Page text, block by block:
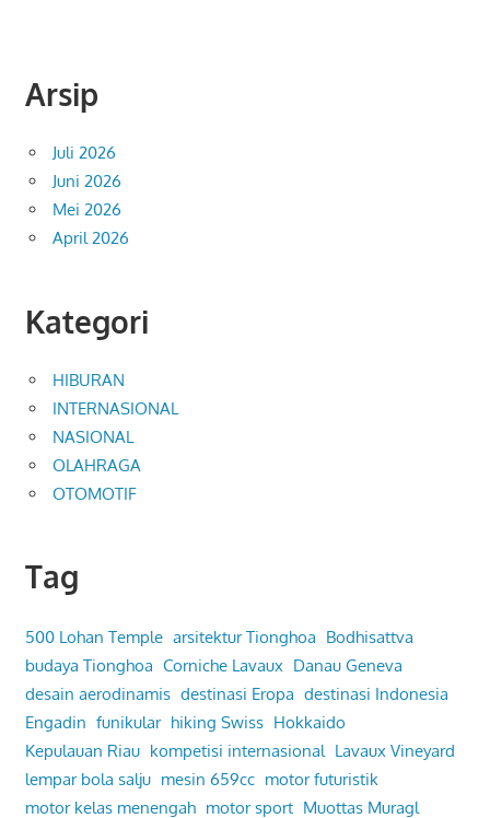
Arsip
Juli 2026
Juni 2026
Mei 2026
April 2026
Kategori
HIBURAN
INTERNASIONAL
NASIONAL
OLAHRAGA
OTOMOTIF
Tag
500 Lohan Temple arsitektur Tionghoa Bodhisattva
budaya Tionghoa Corniche Lavaux Danau Geneva
desain aerodinamis destinasi Eropa destinasi Indonesia
Engadin funikular hiking Swiss Hokkaido
Kepulauan Riau kompetisi internasional Lavaux Vineyard
lempar bola salju mesin 659cc motor futuristik
motor kelas menengah motor sport Muottas Muragl